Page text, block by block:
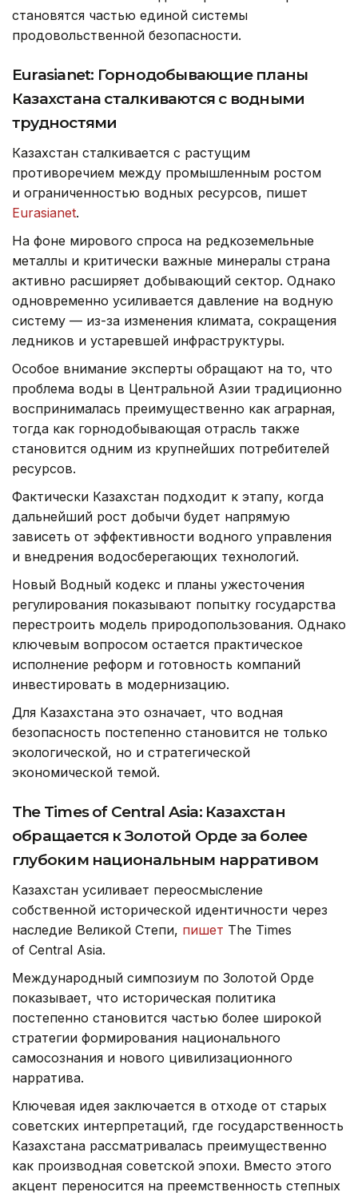
становятся частью единой системы
продовольственной безопасности.
Eurasianet: Горнодобывающие планы
Казахстана сталкиваются с водными
трудностями
Казахстан сталкивается с растущим
противоречием между промышленным ростом
и ограниченностью водных ресурсов, пишет
Eurasianet.
На фоне мирового спроса на редкоземельные
металлы и критически важные минералы страна
активно расширяет добывающий сектор. Однако
одновременно усиливается давление на водную
систему — из-за изменения климата, сокращения
ледников и устаревшей инфраструктуры.
Особое внимание эксперты обращают на то, что
проблема воды в Центральной Азии традиционно
воспринималась преимущественно как аграрная,
тогда как горнодобывающая отрасль также
становится одним из крупнейших потребителей
ресурсов.
Фактически Казахстан подходит к этапу, когда
дальнейший рост добычи будет напрямую
зависеть от эффективности водного управления
и внедрения водосберегающих технологий.
Новый Водный кодекс и планы ужесточения
регулирования показывают попытку государства
перестроить модель природопользования. Однако
ключевым вопросом остается практическое
исполнение реформ и готовность компаний
инвестировать в модернизацию.
Для Казахстана это означает, что водная
безопасность постепенно становится не только
экологической, но и стратегической
экономической темой.
The Times of Central Asia: Казахстан
обращается к Золотой Орде за более
глубоким национальным нарративом
Казахстан усиливает переосмысление
собственной исторической идентичности через
наследие Великой Степи, пишет The Times
of Central Asia.
Международный симпозиум по Золотой Орде
показывает, что историческая политика
постепенно становится частью более широкой
стратегии формирования национального
самосознания и нового цивилизационного
нарратива.
Ключевая идея заключается в отходе от старых
советских интерпретаций, где государственность
Казахстана рассматривалась преимущественно
как производная советской эпохи. Вместо этого
акцент переносится на преемственность степных